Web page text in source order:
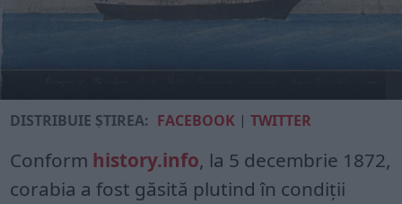
DISTRIBUIE ȘTIREA: FACEBOOK |TWITTER
Conform history.info, la 5 decembrie 1872,
corabia a fost găsită plutind în condiții